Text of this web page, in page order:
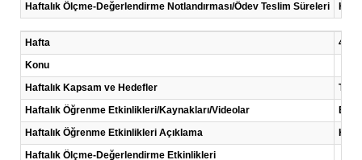
Haftalık Ölçme-Değerlendirme Notlandırması/Ödev Teslim Süreleri
Her
Hafta
4
Konu
Haftalık Kapsam ve Hedefler
Haftalık Öğrenme Etkinlikleri/Kaynakları/Videolar
Haftalık Öğrenme Etkinlikleri Açıklama
Her
Haftalık Ölçme-Değerlendirme Etkinlikleri